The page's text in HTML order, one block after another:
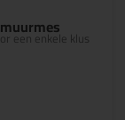
een enkele klus